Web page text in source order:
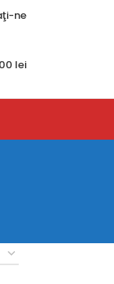
ne
lei